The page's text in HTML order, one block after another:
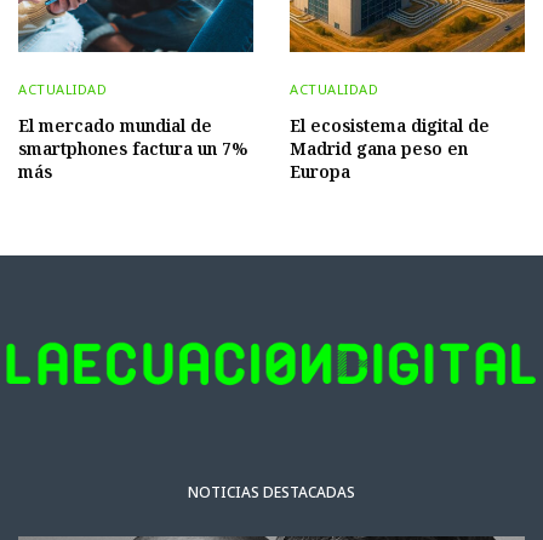
ACTUALIDAD
El mercado mundial de
smartphones factura un 7%
más
ACTUALIDAD
El ecosistema digital de
Madrid gana peso en
Europa
NOTICIAS DESTACADAS